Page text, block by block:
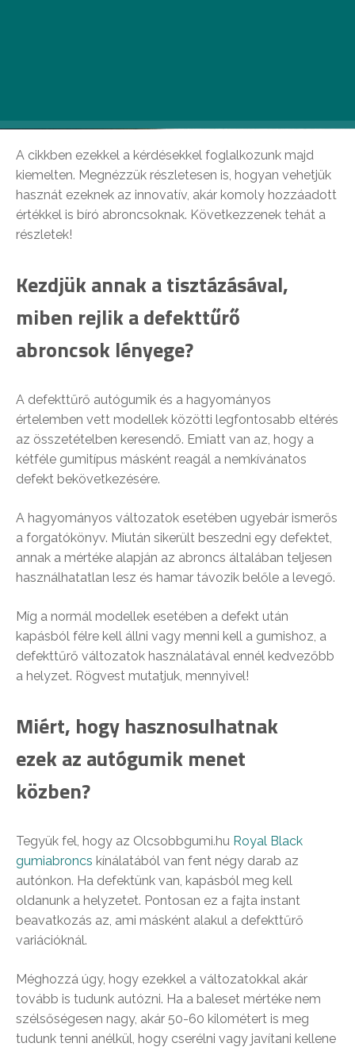
A cikkben ezekkel a kérdésekkel foglalkozunk majd
kiemelten. Megnézzük részletesen is, hogyan vehetjük
hasznát ezeknek az innovatív, akár komoly hozzáadott
értékkel is bíró abroncsoknak. Következzenek tehát a
részletek!
Kezdjük annak a tisztázásával,
miben rejlik a defekttűrő
abroncsok lényege?
A defekttűrő autógumik és a hagyományos
értelemben vett modellek közötti legfontosabb eltérés
az összetételben keresendő. Emiatt van az, hogy a
kétféle gumitípus másként reagál a nemkívánatos
defekt bekövetkezésére.
A hagyományos változatok esetében ugyebár ismerős
a forgatókönyv. Miután sikerült beszedni egy defektet,
annak a mértéke alapján az abroncs általában teljesen
használhatatlan lesz és hamar távozik belőle a levegő.
Míg a normál modellek esetében a defekt után
kapásból félre kell állni vagy menni kell a gumishoz, a
defekttűrő változatok használatával ennél kedvezőbb
a helyzet. Rögvest mutatjuk, mennyivel!
Miért, hogy hasznosulhatnak
ezek az autógumik menet
közben?
Tegyük fel, hogy az Olcsobbgumi.hu Royal Black
gumiabroncs kínálatából van fent négy darab az
autónkon. Ha defektünk van, kapásból meg kell
oldanunk a helyzetet. Pontosan ez a fajta instant
beavatkozás az, ami másként alakul a defekttűrő
variációknál.
Méghozzá úgy, hogy ezekkel a változatokkal akár
tovább is tudunk autózni. Ha a baleset mértéke nem
szélsőségesen nagy, akár 50-60 kilométert is meg
tudunk tenni anélkül, hogy cserélni vagy javítani kellene